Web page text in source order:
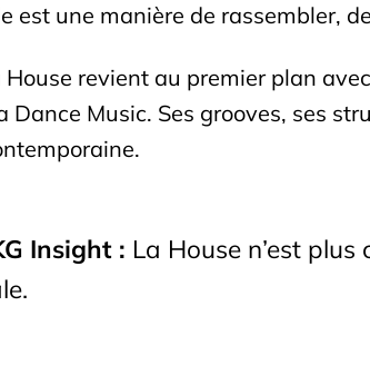
est une manière de rassembler,
House revient au premier plan
Dance Music. Ses grooves, ses
Insight : La House n’est